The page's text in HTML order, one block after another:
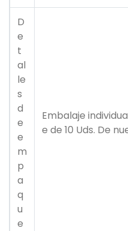
D
e
t
al
le
s
d
e
e
m
p
a
q
u
e
Embalaje
e de 10 Uds. De